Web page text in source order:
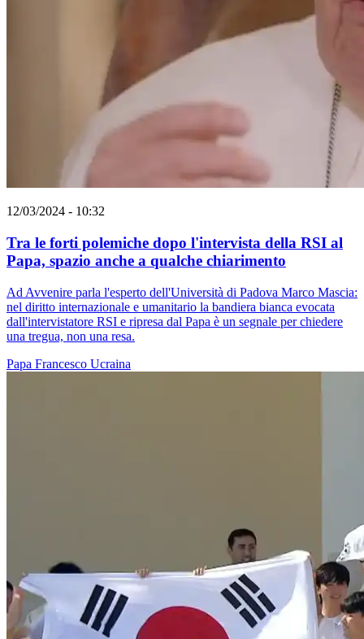
12/03/2024 - 10:32
Tra le forti polemiche dopo l'intervista della RSI al
Papa, spazio anche a qualche chiarimento
Ad Avvenire parla l'esperto dell'Università di Padova Marco Mascia:
nel diritto internazionale e umanitario la bandiera bianca evocata
dall'intervistatore RSI e ripresa dal Papa è un segnale per chiedere
una tregua, non una resa.
Papa Francesco Ucraina